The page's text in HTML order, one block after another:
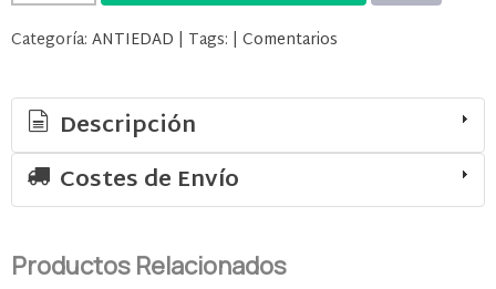
Categoría: ANTIEDAD | Tags: | Comentarios
Descripción
Costes de Envío
Productos Relacionados